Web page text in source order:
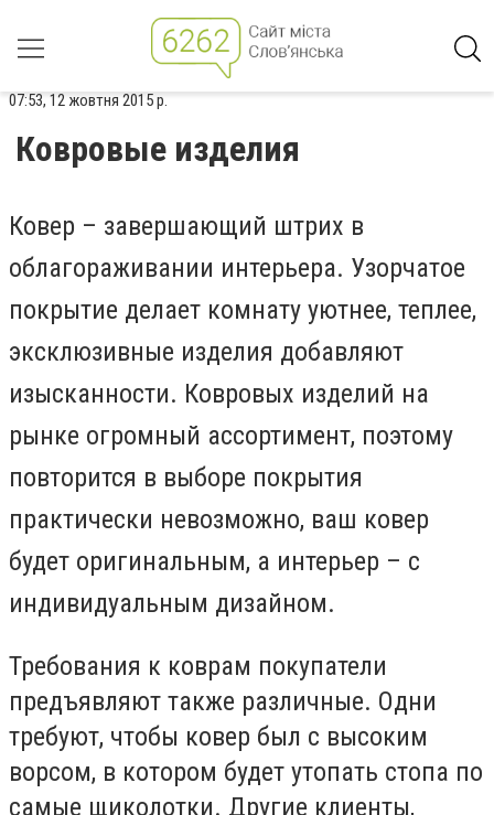
07:53, 12 жовтня 2015 р.
Ковровые изделия
Ковер – завершающий штрих в
облагораживании интерьера. Узорчатое
покрытие делает комнату уютнее, теплее,
эксклюзивные изделия добавляют
изысканности. Ковровых изделий на
рынке огромный ассортимент, поэтому
повторится в выборе покрытия
практически невозможно, ваш ковер
будет оригинальным, а интерьер – с
индивидуальным дизайном.
Требования к коврам покупатели
предъявляют также различные. Одни
требуют, чтобы ковер был с высоким
ворсом, в котором будет утопать стопа по
самые щиколотки. Другие клиенты,